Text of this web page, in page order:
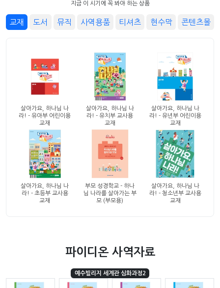
지금 이 시기에 꼭 봐야 하는 상품
교재 도서 뮤직 사역용품 티셔츠 현수막 콘텐츠몰
살아가요, 하나님 나
라! - 유아부 어린이용
교재
살아가요, 하나님 나
라! - 유치부 교사용
교재
살아가요, 하나님 나
라! - 유년부 어린이용
교재
살아가요, 하나님 나
라! - 초등부 교사용
교재
부모 성경학교 - 하나
님 나라를 살아가는 부
모 (부모용)
살아가요, 하나님 나
라! - 청소년부 교사용
교재
파이디온 사역자료
예수빌리지 세계관 심화과정2